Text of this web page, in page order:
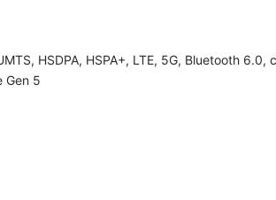
HSDPA, HSPA+, LTE, 5G, Bluetooth 6.0,
Gen 5